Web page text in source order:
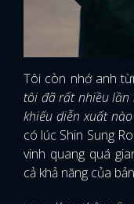
Tôi còn nhớ anh
tôi đã rất nhiều lần
khiếu diễn xuất nào
có lúc Shin Sung
vinh quang quá
cả khả năng của